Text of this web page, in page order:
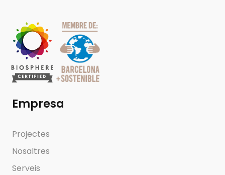
Empresa
Projectes
Nosaltres
Serveis